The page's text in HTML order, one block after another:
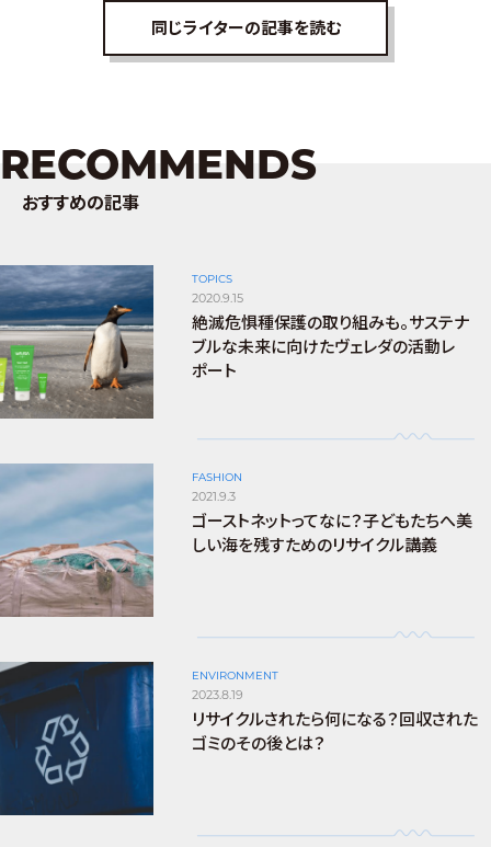
同じライターの記事を読む
RECOMMENDS
おすすめの記事
TOPICS
2020.9.15
絶滅危惧種保護の取り組みも。サステナ
ブルな未来に向けたヴェレダの活動レ
ポート
FASHION
2021.9.3
ゴーストネットってなに？子どもたちへ美
しい海を残すためのリサイクル講義
ENVIRONMENT
2023.8.19
リサイクルされたら何になる？回収された
ゴミのその後とは？